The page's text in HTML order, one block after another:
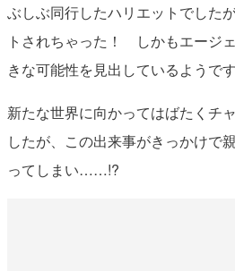
ぶしぶ同行したハリエットでした
トされちゃった！ しかもエージ
きな可能性を見出しているようです
新たな世界に向かってはばたくチ
したが、この出来事がきっかけで
ってしまい……!?